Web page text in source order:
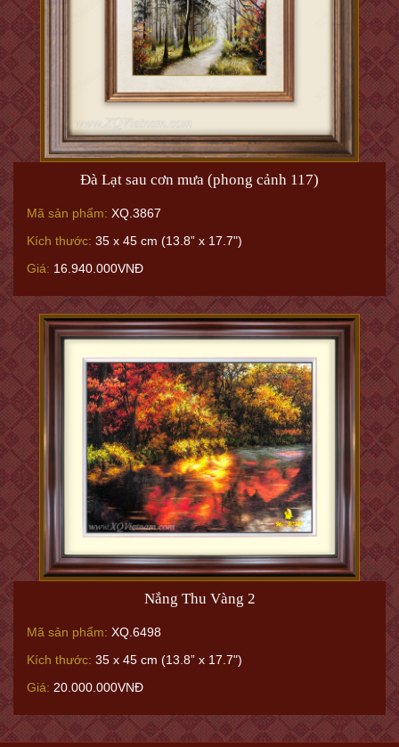
Đà Lạt sau cơn mưa (phong cảnh 117)
Mã sản phẩm: XQ.3867
Kích thước: 35 x 45 cm (13.8” x 17.7")
Giá: 16.940.000VNĐ
Nắng Thu Vàng 2
Mã sản phẩm: XQ.6498
Kích thước: 35 x 45 cm (13.8” x 17.7")
Giá: 20.000.000VNĐ